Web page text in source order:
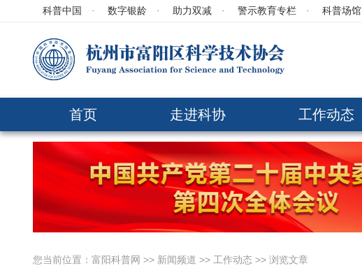
科普中国 · 数字银龄 · 助力双减 · 警示教育专栏 · 科普场馆
首页 走进科协 工作动态
您当前位置： 富阳科普网 >> 新闻频道 >> 工作动态 >> 浏览文章